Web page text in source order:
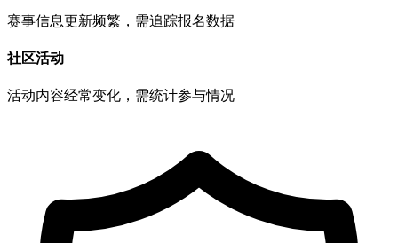
赛事信息更新频繁，需追踪报名数据
社区活动
活动内容经常变化，需统计参与情况